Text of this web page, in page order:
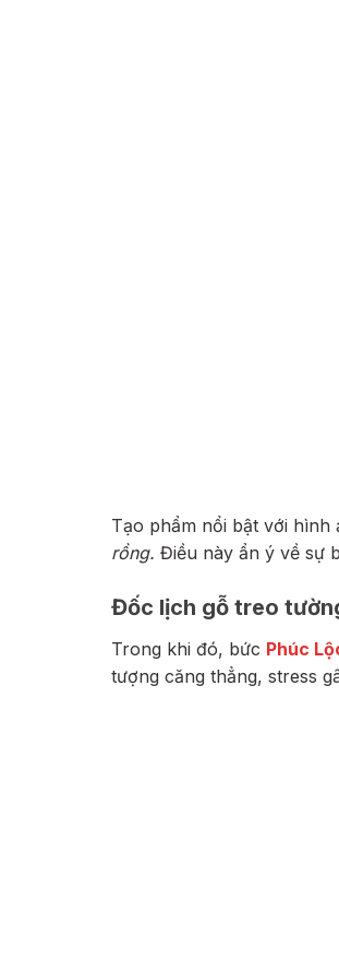
Tạo phẩm nổi bật với hình
rồng. Điều này ẩn ý về sự
Đốc lịch gỗ treo
Trong khi đó, bức Phúc
tượng căng thẳng, stress